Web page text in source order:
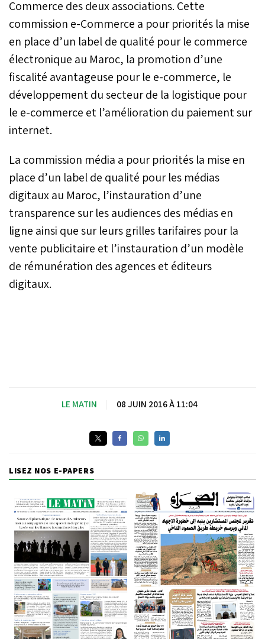
Commerce des deux associations. Cette
commission e-Commerce a pour priorités la mise
en place d’un label de qualité pour le commerce
électronique au Maroc, la promotion d’une
fiscalité avantageuse pour le e-commerce, le
développement du secteur de la logistique pour
le e-commerce et l’amélioration du paiement sur
internet.
La commission média a pour priorités la mise en
place d’un label de qualité pour les médias
digitaux au Maroc, l’instauration d’une
transparence sur les audiences des médias en
ligne ainsi que sur leurs grilles tarifaires pour la
vente publicitaire et l’instauration d’un modèle
de rémunération des agences et éditeurs
digitaux.
LE MATIN 08 JUIN 2016 À 11:04
LISEZ NOS E-PAPERS